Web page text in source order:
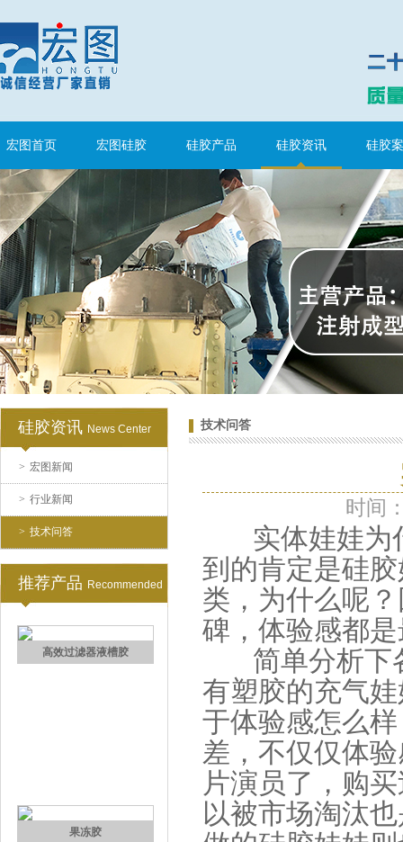
宏图首页 宏图硅胶 硅胶产品 硅胶资讯 硅胶
硅胶资讯 News Center
> 宏图新闻
> 行业新闻
> 技术问答
推荐产品 Recommended
涂布硅胶
半透明模具硅胶
注射硅胶
技术问答
时间
实体娃娃为
到的肯定是硅
类，为什么呢
碑，体验感都
简单分析下
有塑胶的充气
于体验感怎么
差，不仅仅体
片演员了，购
以被市场淘汰